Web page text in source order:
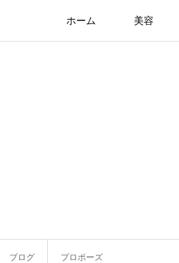
ホーム 美容
ブログ プロポーズ